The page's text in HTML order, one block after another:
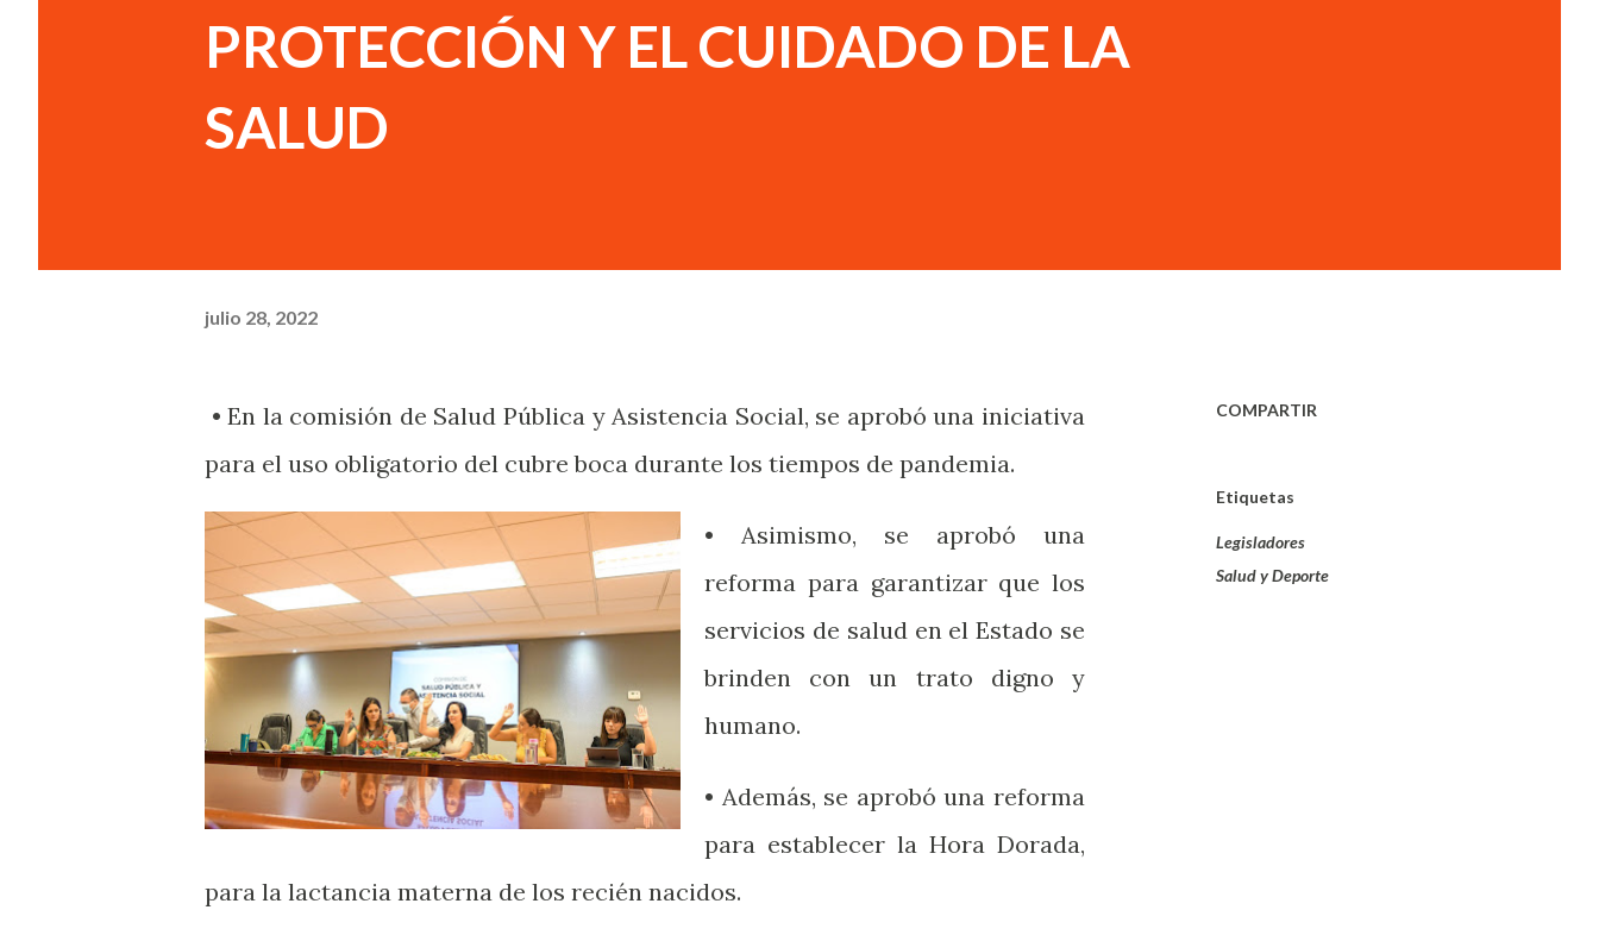
PROTECCIÓN Y EL CUIDADO DE LA
SALUD
julio 28, 2022
• En la comisión de Salud Pública y Asistencia Social, se aprobó una iniciativa
para el uso obligatorio del cubre boca durante los tiempos de pandemia.
• Asimismo, se aprobó una
reforma para garantizar que los
servicios de salud en el Estado se
brinden con un trato digno y
humano.
• Además, se aprobó una reforma
para establecer la Hora Dorada,
para la lactancia materna de los recién nacidos.
COMPARTIR
Etiquetas
Legisladores
Salud y Deporte